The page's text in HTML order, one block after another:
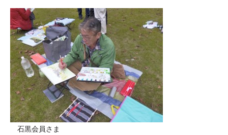
石黒会員さま